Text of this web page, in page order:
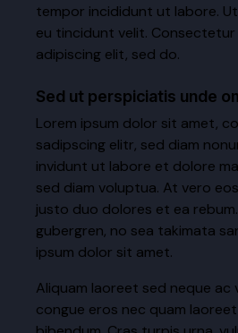
tempor incididunt ut labore.
eu tincidunt velit. Consectetur
adipiscing elit, sed do.
Sed ut perspiciatis unde
Lorem ipsum dolor sit amet,
sadipscing elitr, sed diam
invidunt ut labore et dolore
sed diam voluptua. At vero
justo duo dolores et ea
gubergren, no sea takimata
ipsum dolor sit amet.
Aliquam laoreet sed neque ac
congue eros nec quam